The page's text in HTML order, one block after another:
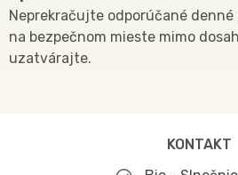
Neprekračujte odporúčané
na bezpečnom mieste mimo
uzatvárajte.
KONTAKT